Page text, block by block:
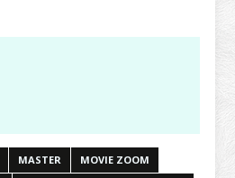
MASTER
MOVIE ZOOM